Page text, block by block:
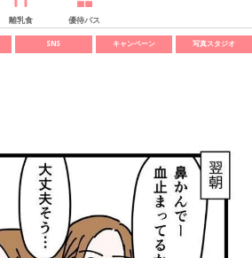
離乳食 優待パス
SNS キャンペーン 写真スタジオ